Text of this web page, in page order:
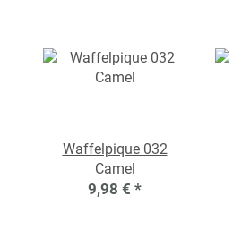
Waffelpique 032
Camel
9,98 € *